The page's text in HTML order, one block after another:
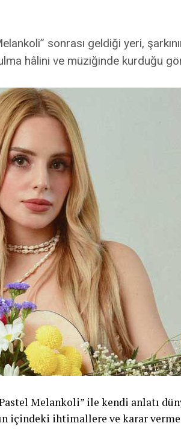
sonrası geldiği yeri,
hâlini ve müziğinde kurduğu
Melankoli” ile kendi anlatı
içindeki ihtimallere ve karar